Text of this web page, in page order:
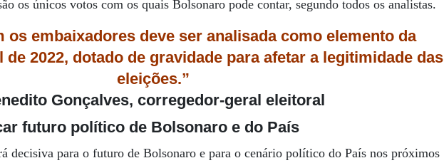
os únicos votos com os quais Bolsonaro pode contar, segundo todos os analistas.
os embaixadores deve ser analisada como elemento da
2022, dotado de gravidade para afetar a legitimidade das
eleições.”
Gonçalves,corregedor-geral eleitoral
futuro político de Bolsonaro e do País
decisiva para o futuro de Bolsonaro e para o cenário político do País nos próximos